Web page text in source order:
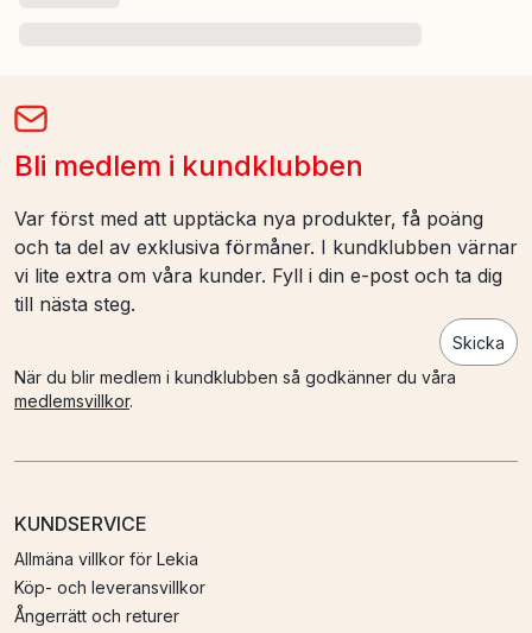
Bli medlem i kundklubben
Var först med att upptäcka nya produkter, få poäng
och ta del av exklusiva förmåner. I kundklubben värnar
vi lite extra om våra kunder. Fyll i din e-post och ta dig
till nästa steg.
Skicka
När du blir medlem i kundklubben så godkänner du våra
medlemsvillkor.
KUNDSERVICE
Allmäna villkor för Lekia
Köp- och leveransvillkor
Ångerrätt och returer